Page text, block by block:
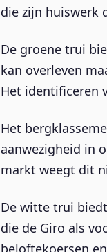
die zijn huiswerk
De groene trui
kan overleven
Het identificeren
Het
aanwezigheid in
markt weegt dit
De witte trui
die de Giro als
beloftekoersen